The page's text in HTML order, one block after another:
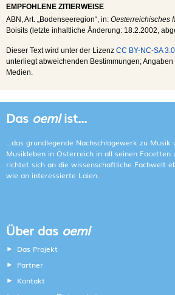
EMPFOHLENE ZITIERWEISE
ABN , Art. „Bodenseeregion“, in: Oesterreichisches
Boisits (letzte inhaltliche Änderung: 18.2.2002,
Dieser Text wird unter der Lizenz CC BY-NC-SA
unterliegt abweichenden Bestimmungen;
Medien.
Das oemlist...
...das grundlegende Nachschlagewerk zu Musik
Musikleben in Österreich in all seinen Facetten
richtet sich an die wissenschaftliche Fachwelt
wie an interessierte Laien.
Über das oeml
Das Projekt
Partner
Kontakt